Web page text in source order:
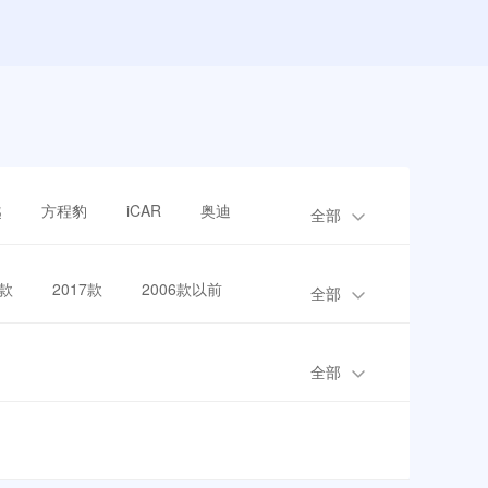
方程豹 iCAR 奥迪 全部
2017款 2006款以前 全部
全部